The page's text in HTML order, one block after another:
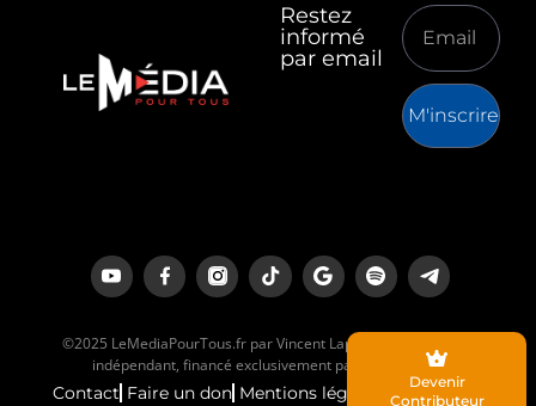
Restez
informé
par email
M'inscrire
©2025 LeMediaPourTous.fr par Vincent Lapierre est un média
indépendant, financé exclusivement par ses lecteurs.
Contact Faire un don Mentions légales
Devenir
Contributeur